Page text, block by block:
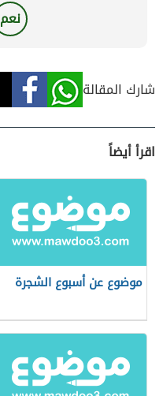
نعم
شارك المقالة
اقرأ أيضاً
موضوع عن أسبوع الشجرة